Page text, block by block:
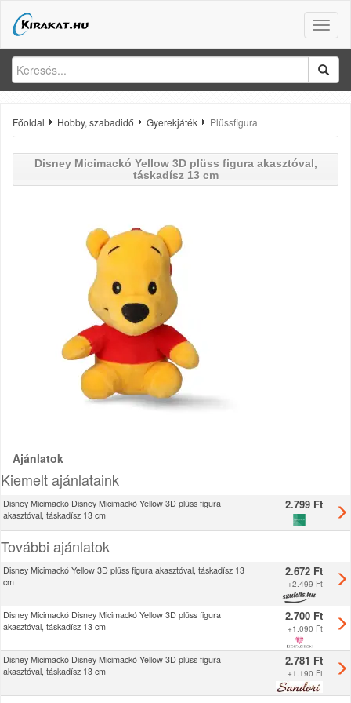
Toggle
Főoldal Hobby, szabadidő Gyerekjáték Plüssfigura
Disney Micimackó Yellow 3D plüss figura akasztóval,
táskadísz 13 cm
Ajánlatok
Kiemelt ajánlataink
Disney Micimackó Disney Micimackó Yellow 3D plüss figura
akasztóval, táskadísz 13 cm
2.799 Ft
További ajánlatok
Disney Micimackó Yellow 3D plüss figura akasztóval, táskadísz 13
cm
2.672 Ft
+2.499 Ft
Disney Micimackó Disney Micimackó Yellow 3D plüss figura
akasztóval, táskadísz 13 cm
2.700 Ft
+1.090 Ft
Disney Micimackó Disney Micimackó Yellow 3D plüss figura
akasztóval, táskadísz 13 cm
2.781 Ft
+1.190 Ft